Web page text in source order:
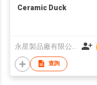
Ceramic Duck
查詢